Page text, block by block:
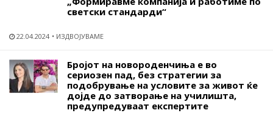
светски стандарди“
22.04.2024 ИЗДВОЈУВАМЕ
Бројот на новороденчиња е во
сериозен пад, без стратегии за
подобрување на условите за живот ќе
дојде до затворање на училишта,
предупредуваат експертите